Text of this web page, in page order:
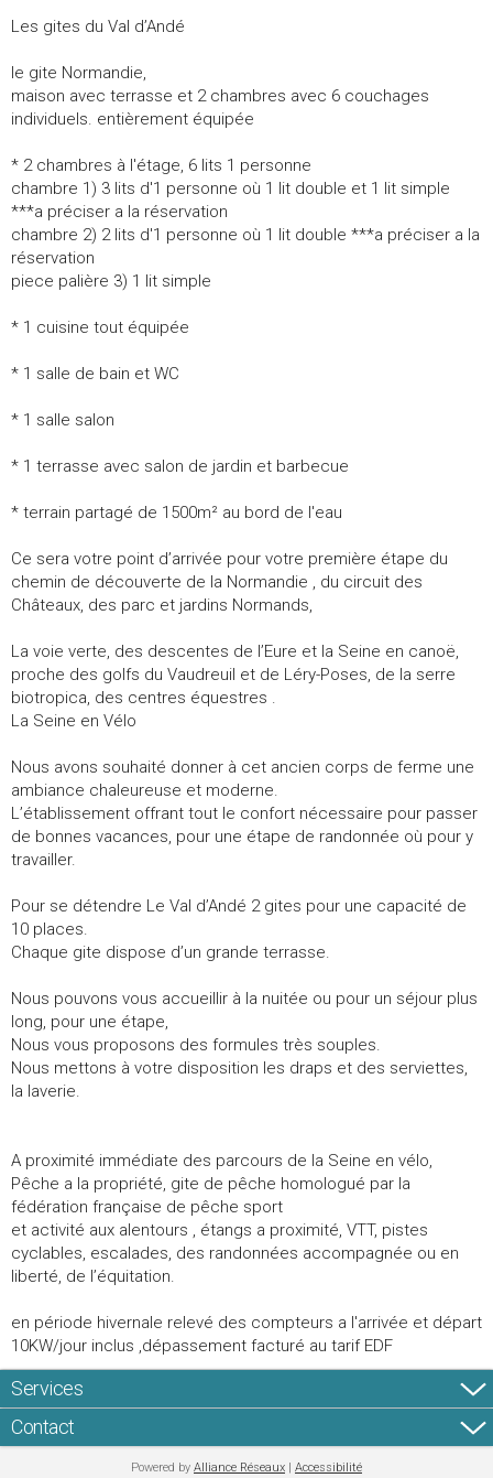
Les gites du Val d’Andé
le gite Normandie,
maison avec terrasse et 2 chambres avec 6 couchages
individuels. entièrement équipée
* 2 chambres à l'étage, 6 lits 1 personne
chambre 1) 3 lits d'1 personne où 1 lit double et 1 lit simple
***a préciser a la réservation
chambre 2) 2 lits d'1 personne où 1 lit double ***a préciser a la
réservation
piece palière 3) 1 lit simple
* 1 cuisine tout équipée
* 1 salle de bain et WC
* 1 salle salon
* 1 terrasse avec salon de jardin et barbecue
* terrain partagé de 1500m² au bord de l'eau
Ce sera votre point d’arrivée pour votre première étape du
chemin de découverte de la Normandie , du circuit des
Châteaux, des parc et jardins Normands,
La voie verte, des descentes de l’Eure et la Seine en canoë,
proche des golfs du Vaudreuil et de Léry-Poses, de la serre
biotropica, des centres équestres .
La Seine en Vélo
Nous avons souhaité donner à cet ancien corps de ferme une
ambiance chaleureuse et moderne.
L’établissement offrant tout le confort nécessaire pour passer
de bonnes vacances, pour une étape de randonnée où pour y
travailler.
Pour se détendre Le Val d’Andé 2 gites pour une capacité de
10 places.
Chaque gite dispose d’un grande terrasse.
Nous pouvons vous accueillir à la nuitée ou pour un séjour plus
long, pour une étape,
Nous vous proposons des formules très souples.
Nous mettons à votre disposition les draps et des serviettes,
la laverie.
A proximité immédiate des parcours de la Seine en vélo,
Pêche a la propriété, gite de pêche homologué par la
fédération française de pêche sport
et activité aux alentours , étangs a proximité, VTT, pistes
cyclables, escalades, des randonnées accompagnée ou en
liberté, de l’équitation.
en période hivernale relevé des compteurs a l'arrivée et départ
10KW/jour inclus ,dépassement facturé au tarif EDF
Services
Contact
Powered by Alliance Réseaux | Accessibilité